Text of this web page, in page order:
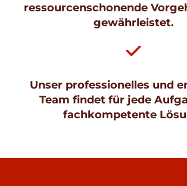
ressourcenschonende
gewährleistet.

Unser professionelles und
Team findet für jede
fachkompetente